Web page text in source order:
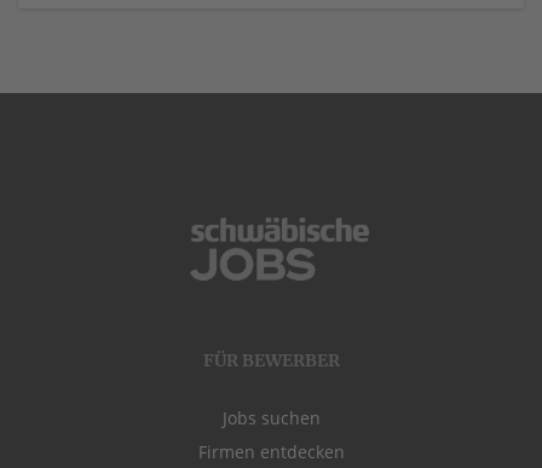
FÜR BEWERBER
Jobs suchen
Firmen entdecken